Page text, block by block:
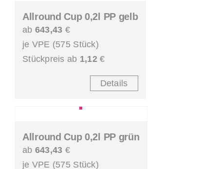
Allround Cup 0,2l PP gelb
ab 643,43 €
je VPE (575 Stück)
Stückpreis ab 1,12€
Details
Allround Cup 0,2l PP grün
ab 643,43 €
je VPE (575 Stück)